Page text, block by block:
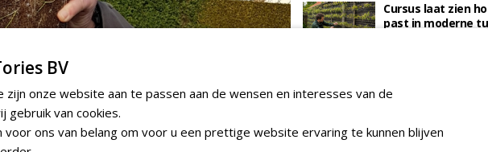
Cursus laat zien
past in moderne
woensdag 26 augustus
Vakdag 'All About
zet eenjarige
centraal in
donderdag 27 augustus
GaLaBau 2026:
ontmoetingsplek
BV
zijn onze website aan te passen aan de wensen en interesses van de
gebruik van cookies.
voor ons van belang om voor u een prettige website ervaring te kunnen blijven